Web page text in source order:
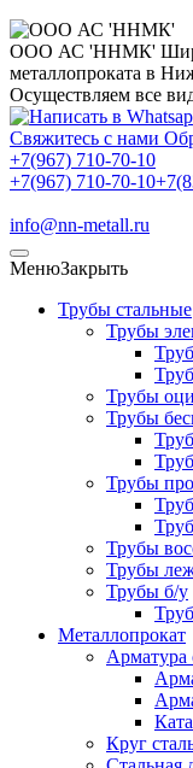
ООО АС 'ННМК'
металлопроката в
Осуществляем все
Свяжитесь с нами
+7(967) 710-70-10
+7(967) 710-70-10
info@nn-metall.ru
МенюЗакрыть
Трубы стальные
Трубы
Трубы
Трубы
Трубы
Трубы
Трубы
Трубы б/у
Металлопрокат
Арматура
Круг